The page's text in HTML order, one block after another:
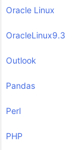
Oracle Linux
OracleLinux9.3
Outlook
Pandas
Perl
PHP